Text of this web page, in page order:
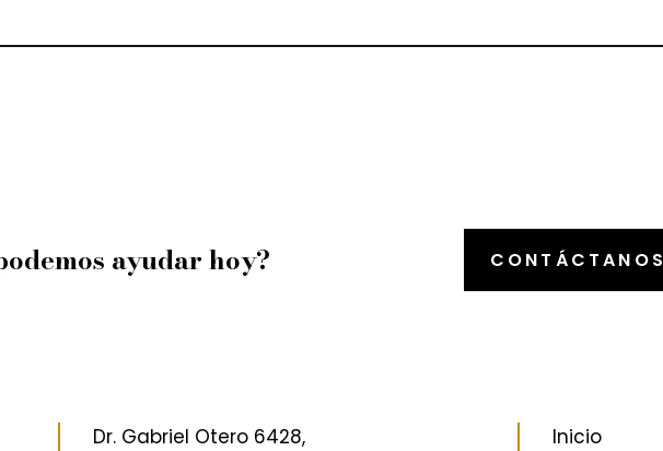
ayudar hoy? CONTÁCTANOS
Dr. Gabriel Otero 6428,
Inicio